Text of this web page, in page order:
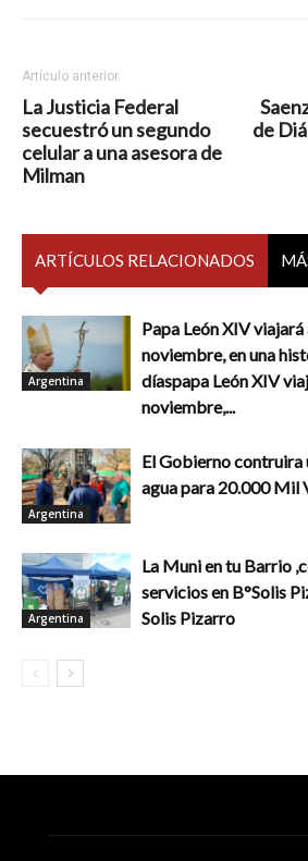
Artículo anterior
La Justicia Federal
secuestró un segundo
celular a una asesora de
Milman
de
ARTÍCULOS RELACIONADOS
Argentina
Papa León XIV
noviembre, en una
díaspapa León XIV
noviembre,...
Argentina
El Gobierno contruira
agua para 20.000 Mil
Argentina
La Muni en tu Barrio
servicios en B°Solis
Solis Pizarro